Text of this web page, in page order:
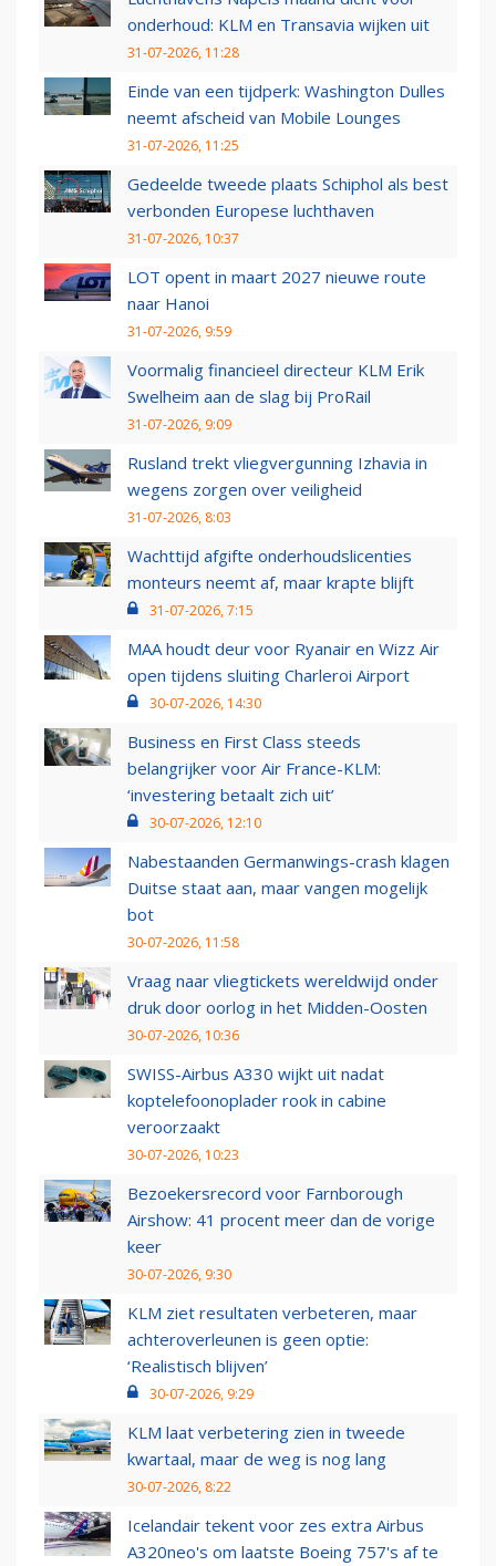
onderhoud: KLM en Transavia wijken uit
31-07-2026, 11:28
Einde van een tijdperk: Washington Dulles
neemt afscheid van Mobile Lounges
31-07-2026, 11:25
Gedeelde tweede plaats Schiphol als best
verbonden Europese luchthaven
31-07-2026, 10:37
LOT opent in maart 2027 nieuwe route
naar Hanoi
31-07-2026, 9:59
Voormalig financieel directeur KLM Erik
Swelheim aan de slag bij ProRail
31-07-2026, 9:09
Rusland trekt vliegvergunning Izhavia in
wegens zorgen over veiligheid
31-07-2026, 8:03
Wachttijd afgifte onderhoudslicenties
monteurs neemt af, maar krapte blijft
31-07-2026, 7:15
MAA houdt deur voor Ryanair en Wizz Air
open tijdens sluiting Charleroi Airport
30-07-2026, 14:30
Business en First Class steeds
belangrijker voor Air France-KLM:
‘investering betaalt zich uit’
30-07-2026, 12:10
Nabestaanden Germanwings-crash klagen
Duitse staat aan, maar vangen mogelijk
bot
30-07-2026, 11:58
Vraag naar vliegtickets wereldwijd onder
druk door oorlog in het Midden-Oosten
30-07-2026, 10:36
SWISS-Airbus A330 wijkt uit nadat
koptelefoonoplader rook in cabine
veroorzaakt
30-07-2026, 10:23
Bezoekersrecord voor Farnborough
Airshow: 41 procent meer dan de vorige
keer
30-07-2026, 9:30
KLM ziet resultaten verbeteren, maar
achteroverleunen is geen optie:
‘Realistisch blijven’
30-07-2026, 9:29
KLM laat verbetering zien in tweede
kwartaal, maar de weg is nog lang
30-07-2026, 8:22
Icelandair tekent voor zes extra Airbus
A320neo's om laatste Boeing 757's af te